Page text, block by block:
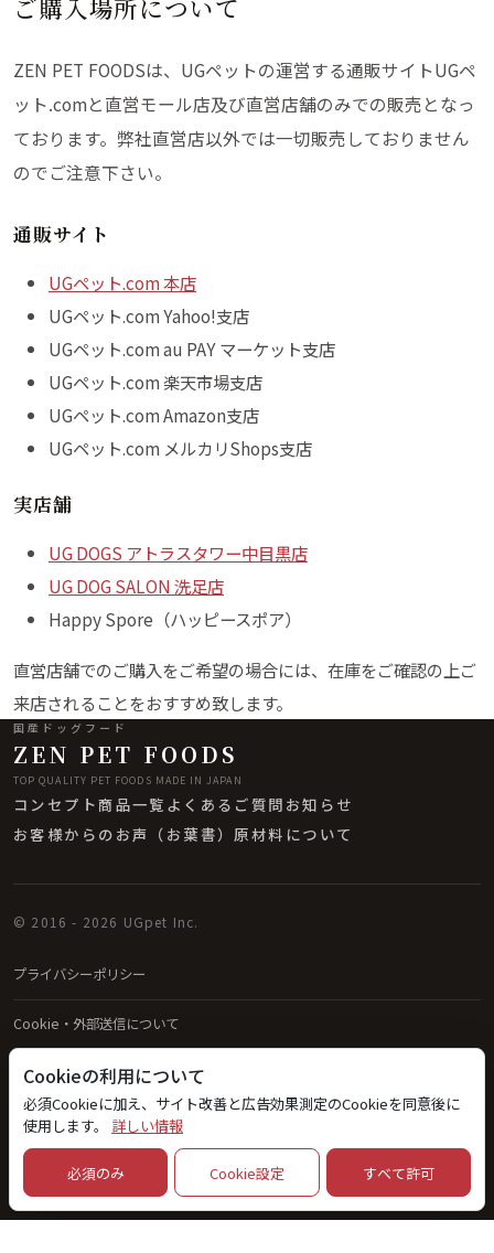
ご購入場所について
ZEN PET FOODSは、UGペットの運営する通販サイトUGペ
ット.comと直営モール店及び直営店舗のみでの販売となっ
ております。弊社直営店以外では一切販売しておりません
のでご注意下さい。
通販サイト
UGペット.com 本店
UGペット.com Yahoo!支店
UGペット.com au PAY マーケット支店
UGペット.com 楽天市場支店
UGペット.com Amazon支店
UGペット.com メルカリShops支店
実店舗
UG DOGS アトラスタワー中目黒店
UG DOG SALON 洗足店
Happy Spore（ハッピースポア）
直営店舗でのご購入をご希望の場合には、在庫をご確認の上ご
来店されることをおすすめ致します。
国産ドッグフード
ZEN PET FOODS
TOP QUALITY PET FOODS MADE IN JAPAN
コンセプト商品一覧 よくあるご質問 お知らせ
お客様からのお声（お葉書） 原材料について
© 2016 - 2026 UGpet Inc.
プライバシーポリシー
Cookie・外部送信について
Cookie設定
Cookieの利用について
必須Cookieに加え、サイト改善と広告効果測定のCookieを同意後に
使用します。 詳しい情報
必須のみ Cookie設定 すべて許可